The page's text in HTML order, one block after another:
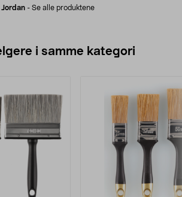
Jordan - Se alle produktene
i samme kategori